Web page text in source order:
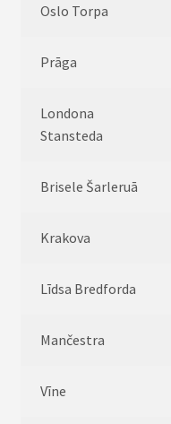
Oslo Torpa
Prāga
Londona
Stansteda
Brisele Šarleruā
Krakova
Līdsa Bredforda
Mančestra
Vīne